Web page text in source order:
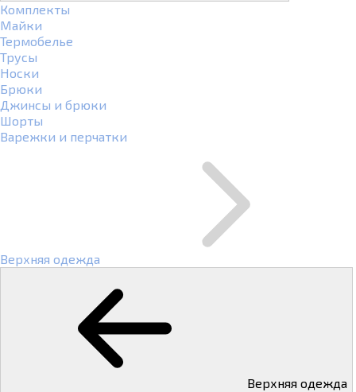
Комплекты
Майки
Термобелье
Трусы
Носки
Брюки
Джинсы и брюки
Шорты
Варежки и перчатки
Верхняя одежда
Верхняя одежда